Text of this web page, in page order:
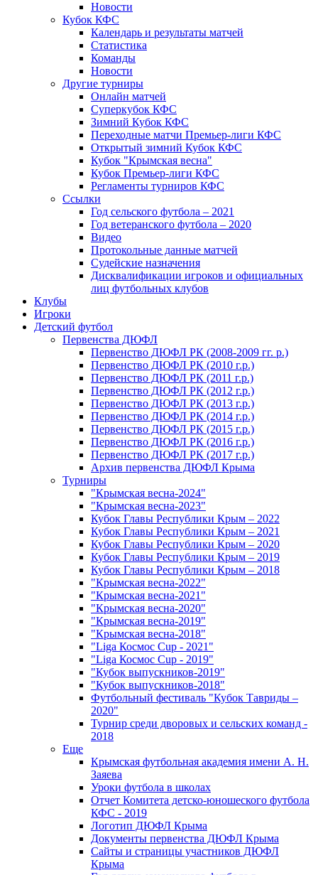
Новости
Кубок КФС
Календарь и результаты матчей
Статистика
Команды
Новости
Другие турниры
Онлайн матчей
Суперкубок КФС
Зимний Кубок КФС
Переходные матчи Премьер-лиги КФС
Открытый зимний Кубок КФС
Кубок "Крымская весна"
Кубок Премьер-лиги КФС
Регламенты турниров КФС
Ссылки
Год сельского футбола – 2021
Год ветеранского футбола – 2020
Видео
Протокольные данные матчей
Судейские назначения
Дисквалификации игроков и официальных
лиц футбольных клубов
Клубы
Игроки
Детский футбол
Первенства ДЮФЛ
Первенство ДЮФЛ РК (2008-2009 гг. р.)
Первенство ДЮФЛ РК (2010 г.р.)
Первенство ДЮФЛ РК (2011 г.р.)
Первенство ДЮФЛ РК (2012 г.р.)
Первенство ДЮФЛ РК (2013 г.р.)
Первенство ДЮФЛ РК (2014 г.р.)
Первенство ДЮФЛ РК (2015 г.р.)
Первенство ДЮФЛ РК (2016 г.р.)
Первенство ДЮФЛ РК (2017 г.р.)
Архив первенства ДЮФЛ Крыма
Турниры
"Крымская весна-2024"
"Крымская весна-2023"
Кубок Главы Республики Крым – 2022
Кубок Главы Республики Крым – 2021
Кубок Главы Республики Крым – 2020
Кубок Главы Республики Крым – 2019
Кубок Главы Республики Крым – 2018
"Крымская весна-2022"
"Крымская весна-2021"
"Крымская весна-2020"
"Крымская весна-2019"
"Крымская весна-2018"
"Liga Космос Cup - 2021"
"Liga Космос Cup - 2019"
"Кубок выпускников-2019"
"Кубок выпускников-2018"
Футбольный фестиваль "Кубок Тавриды –
2020"
Турнир среди дворовых и сельских команд -
2018
Еще
Крымская футбольная академия имени А. Н.
Заяева
Уроки футбола в школах
Отчет Комитета детско-юношеского футбола
КФС - 2019
Логотип ДЮФЛ Крыма
Документы первенства ДЮФЛ Крыма
Сайты и страницы участников ДЮФЛ
Крыма